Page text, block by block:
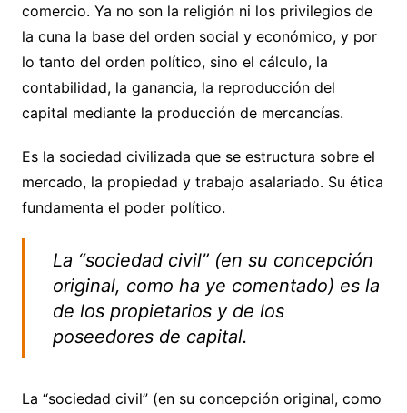
comercio. Ya no son la religión ni los privilegios de
la cuna la base del orden social y económico, y por
lo tanto del orden político, sino el cálculo, la
contabilidad, la ganancia, la reproducción del
capital mediante la producción de mercancías.
Es la sociedad civilizada que se estructura sobre el
mercado, la propiedad y trabajo asalariado. Su ética
fundamenta el poder político.
La “sociedad civil” (en su concepción
original, como ha ye comentado) es la
de los propietarios y de los
poseedores de capital.
La “sociedad civil” (en su concepción original, como